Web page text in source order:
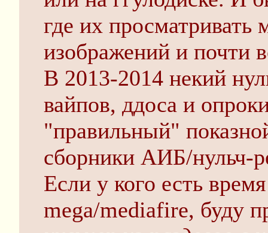
где их
изображений и почти
В 2013-2014 некий
вайпов, ддоса и
"правильный"
сборники АИБ/нульч-
Если у кого есть
mega/mediafire, буду